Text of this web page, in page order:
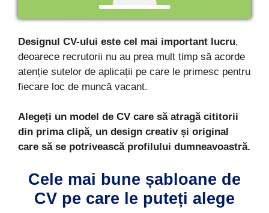
Designul CV-ului este cel mai important lucru,
deoarece recrutorii nu au prea mult timp să acorde
atenție sutelor de aplicații pe care le primesc pentru
fiecare loc de muncă vacant.
Alegeți un model de CV care să atragă cititorii
din prima clipă, un design creativ și original
care să se potrivească profilului dumneavoastră.
Cele mai bune șabloane de
CV pe care le puteți alege